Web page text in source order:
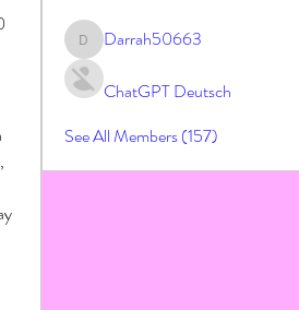
Darrah50663
Darrah50663
ChatGPT Deutsch
See All Members (157)